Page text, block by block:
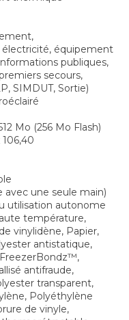
équipement
publiques,
secours,
SIMDUT, Sortie)
Mo (256 Mo Flash)
une seule main)
utilisation autonome
température,
vinylidène, Papier,
antistatique,
antifraude,
transparent,
Polyéthylène
de vinyle,